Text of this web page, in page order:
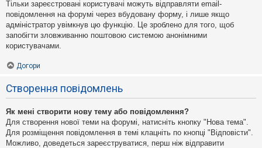
Тільки зареєстровані користувачі можуть відправляти email-
повідомлення на форумі через вбудовану форму, і лише якщо
адміністратор увімкнув цю функцію. Це зроблено для того, щоб
запобігти зловживанню поштовою системою анонімними
користувачами.
Догори
Створення повідомлень
Як мені створити нову тему або повідомлення?
Для створення нової теми на форумі, натисніть кнопку "Нова тема".
Для розміщення повідомлення в темі клацніть по кнопці "Відповісти".
Можливо, доведеться зареєструватися, перш ніж відправити